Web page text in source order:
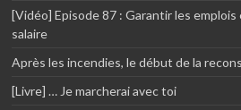
[Vidéo] Episode 87 : Garantir les
salaire
Après les incendies, le début de la
[Livre] … Je marcherai avec toi